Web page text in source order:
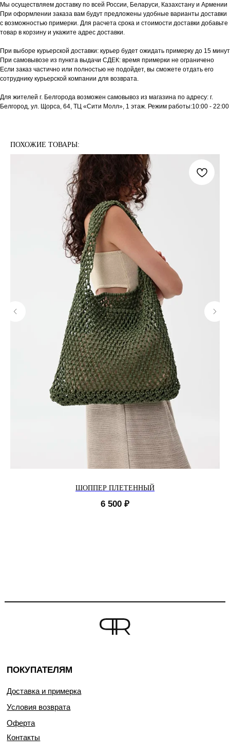
Мы осуществляем доставку по всей России, Беларуси, Казахстану и Армении
При оформлении заказа вам будут предложены удобные варианты доставки
с возможностью примерки. Для расчета срока и стоимости доставки добавьте
товар в корзину и укажите адрес доставки.
При выборе курьерской доставки: курьер будет ожидать примерку до 15 минут
При самовывозе из пункта выдачи СДЕК: время примерки не ограничено
Если заказ частично или полностью не подойдет, вы сможете отдать его
сотруднику курьерской компании для возврата.
Для жителей г. Белгорода возможен самовывоз из магазина по адресу: г.
Белгород, ул. Щорса, 64, ТЦ «Сити Молл», 1 этаж. Режим работы:10:00 - 22:00
ПОХОЖИЕ ТОВАРЫ:
ШОППЕР ПЛЕТЕННЫЙ
6 500 ₽
ПОКУПАТЕЛЯМ
Доставка и примерка
Условия возврата
Оферта
Контакты